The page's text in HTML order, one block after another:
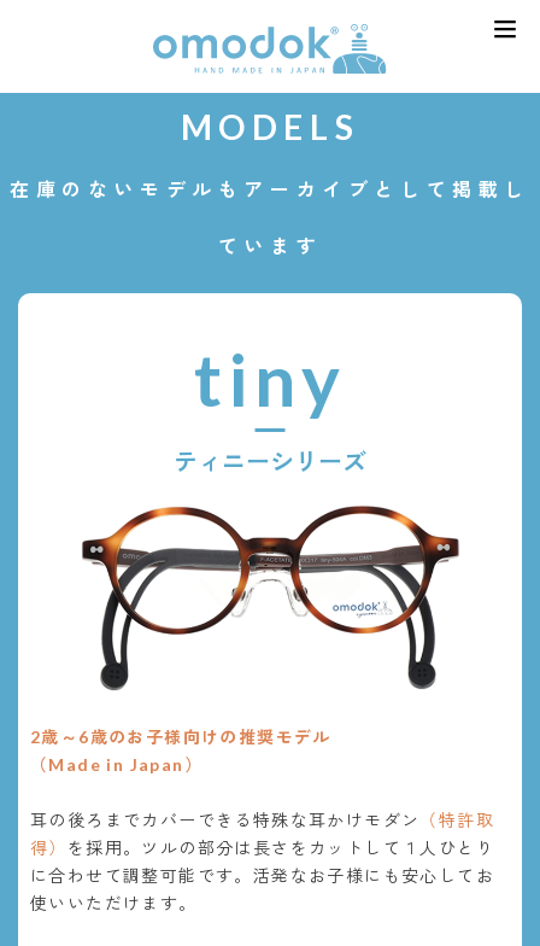
MODELS
在庫のないモデルもアーカイブとして掲載し
ています
tiny
ティニーシリーズ
2歳～6歳のお子様向けの推奨モデル
（Made in Japan）
耳の後ろまでカバーできる特殊な耳かけモダン
（特許取
得） を採用。ツルの部分は長さをカットして１人ひとり
に合わせて調整可能です。活発なお子様にも安心してお
使いいただけます。